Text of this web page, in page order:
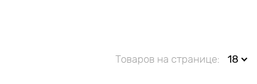
Товаров на странице: 18